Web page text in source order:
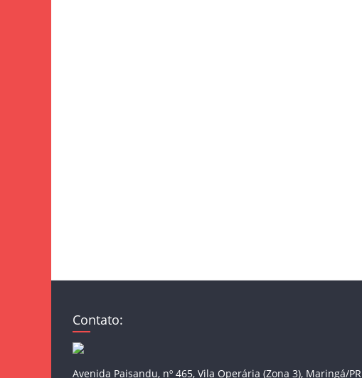
Contato:
Avenida Paisandu, nº 465, Vila Operária (Zona 3), Maringá/PR